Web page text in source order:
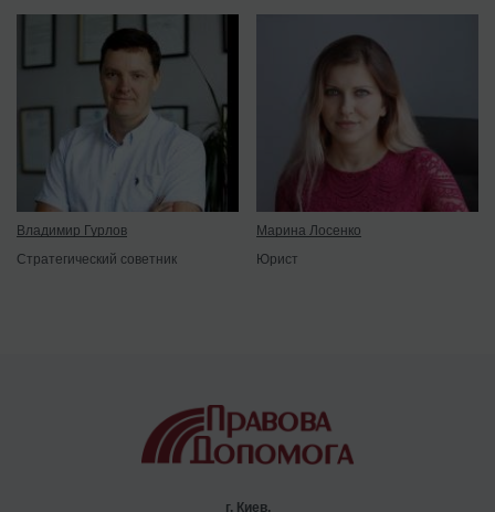
Владимир Гурлов
Стратегический советник
Марина Лосенко
Юрист
г. Киев,